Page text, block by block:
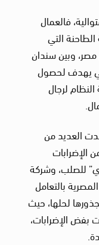
فالعمال
التي
وبين سندان
يهدف لحصول
لرجال
العديد من
الإضرابات
للصلب، وشركة
بالتعامل
لحلها، حيث
بفض الإضرابات،